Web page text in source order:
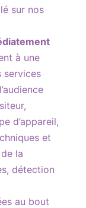
sur nos
à une
services
d’appareil,
et
la
détection
au bout